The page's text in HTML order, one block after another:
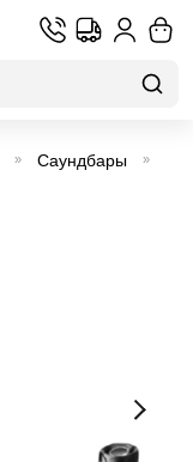
» Саундбары »